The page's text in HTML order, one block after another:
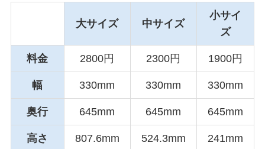
大サイズ 中サイズ
小サイ
ズ
料金 2800円 2300円 1900円
幅 330mm 330mm 330mm
奥行 645mm 645mm 645mm
高さ 807.6mm 524.3mm 241mm